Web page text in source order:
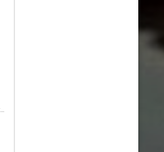
Compositor de la Música Original, Música, Music Arranger